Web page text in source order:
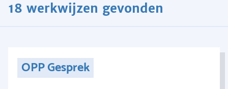
18 werkwijzen gevonden
OPP Gesprek